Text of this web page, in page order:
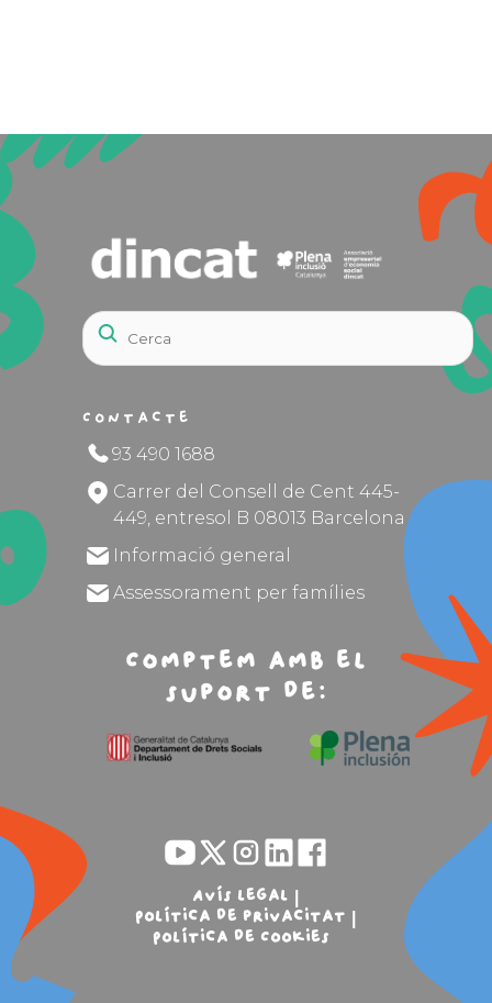
Contacte
93 490 1688
Carrer del Consell de Cent 445-
449, entresol B 08013 Barcelona
Informació general
Assessorament per famílies
Comptem amb el
suport de:
Avís legal
Política de privacitat
Política de Cookies